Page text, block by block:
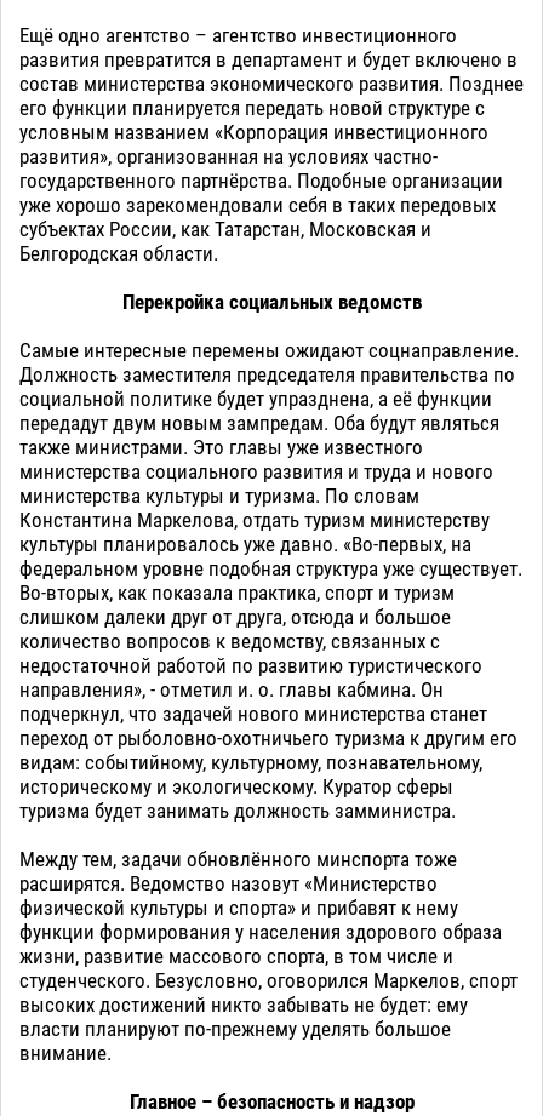
Ещё одно агентство – агентство инвестиционного
развития превратится в департамент и будет включено в
состав министерства экономического развития. Позднее
его функции планируется передать новой структуре с
условным названием «Корпорация инвестиционного
развития», организованная на условиях частно-
государственного партнёрства. Подобные организации
уже хорошо зарекомендовали себя в таких передовых
субъектах России, как Татарстан, Московская и
Белгородская области.
Перекройка социальных ведомств
Самые интересные перемены ожидают соцнаправление.
Должность заместителя председателя правительства по
социальной политике будет упразднена, а её функции
передадут двум новым зампредам. Оба будут являться
также министрами. Это главы уже известного
министерства социального развития и труда и нового
министерства культуры и туризма. По словам
Константина Маркелова, отдать туризм министерству
культуры планировалось уже давно. «Во-первых, на
федеральном уровне подобная структура уже существует.
Во-вторых, как показала практика, спорт и туризм
слишком далеки друг от друга, отсюда и большое
количество вопросов к ведомству, связанных с
недостаточной работой по развитию туристического
направления», - отметил и. о. главы кабмина. Он
подчеркнул, что задачей нового министерства станет
переход от рыболовно-охотничьего туризма к другим его
видам: событийному, культурному, познавательному,
историческому и экологическому. Куратор сферы
туризма будет занимать должность замминистра.
Между тем, задачи обновлённого минспорта тоже
расширятся. Ведомство назовут «Министерство
физической культуры и спорта» и прибавят к нему
функции формирования у населения здорового образа
жизни, развитие массового спорта, в том числе и
студенческого. Безусловно, оговорился Маркелов, спорт
высоких достижений никто забывать не будет: ему
власти планируют по-прежнему уделять большое
внимание.
Главное – безопасность и надзор